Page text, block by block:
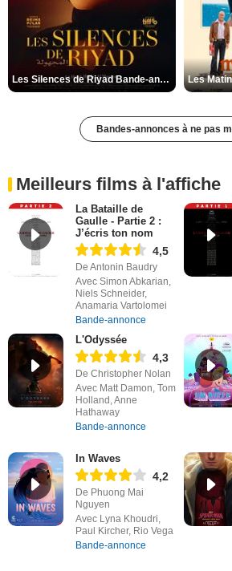
Les Silences de Riyad Bande-annonce VO STFR
Bandes-annonces à ne pas
Meilleurs films à l'affiche
La Bataille de
Gaulle - Partie 2 :
J’écris ton nom
4,5
De Antonin Baudry
Avec Simon Abkarian,
Niels Schneider,
Anamaria Vartolomei
Bande-annonce
L'Odyssée
4,3
De Christopher Nolan
Avec Matt Damon, Tom
Holland, Anne
Hathaway
Bande-annonce
In Waves
4,2
De Phuong Mai
Nguyen
Avec Lyna Khoudri,
Paul Kircher, Rio Vega
Bande-annonce